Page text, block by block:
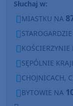
Słuchaj w:
MIASTKU NA
KOŚCIERZYNIE
SĘPÓLNIE
CHOJNICACH,
BYTOWIE NA